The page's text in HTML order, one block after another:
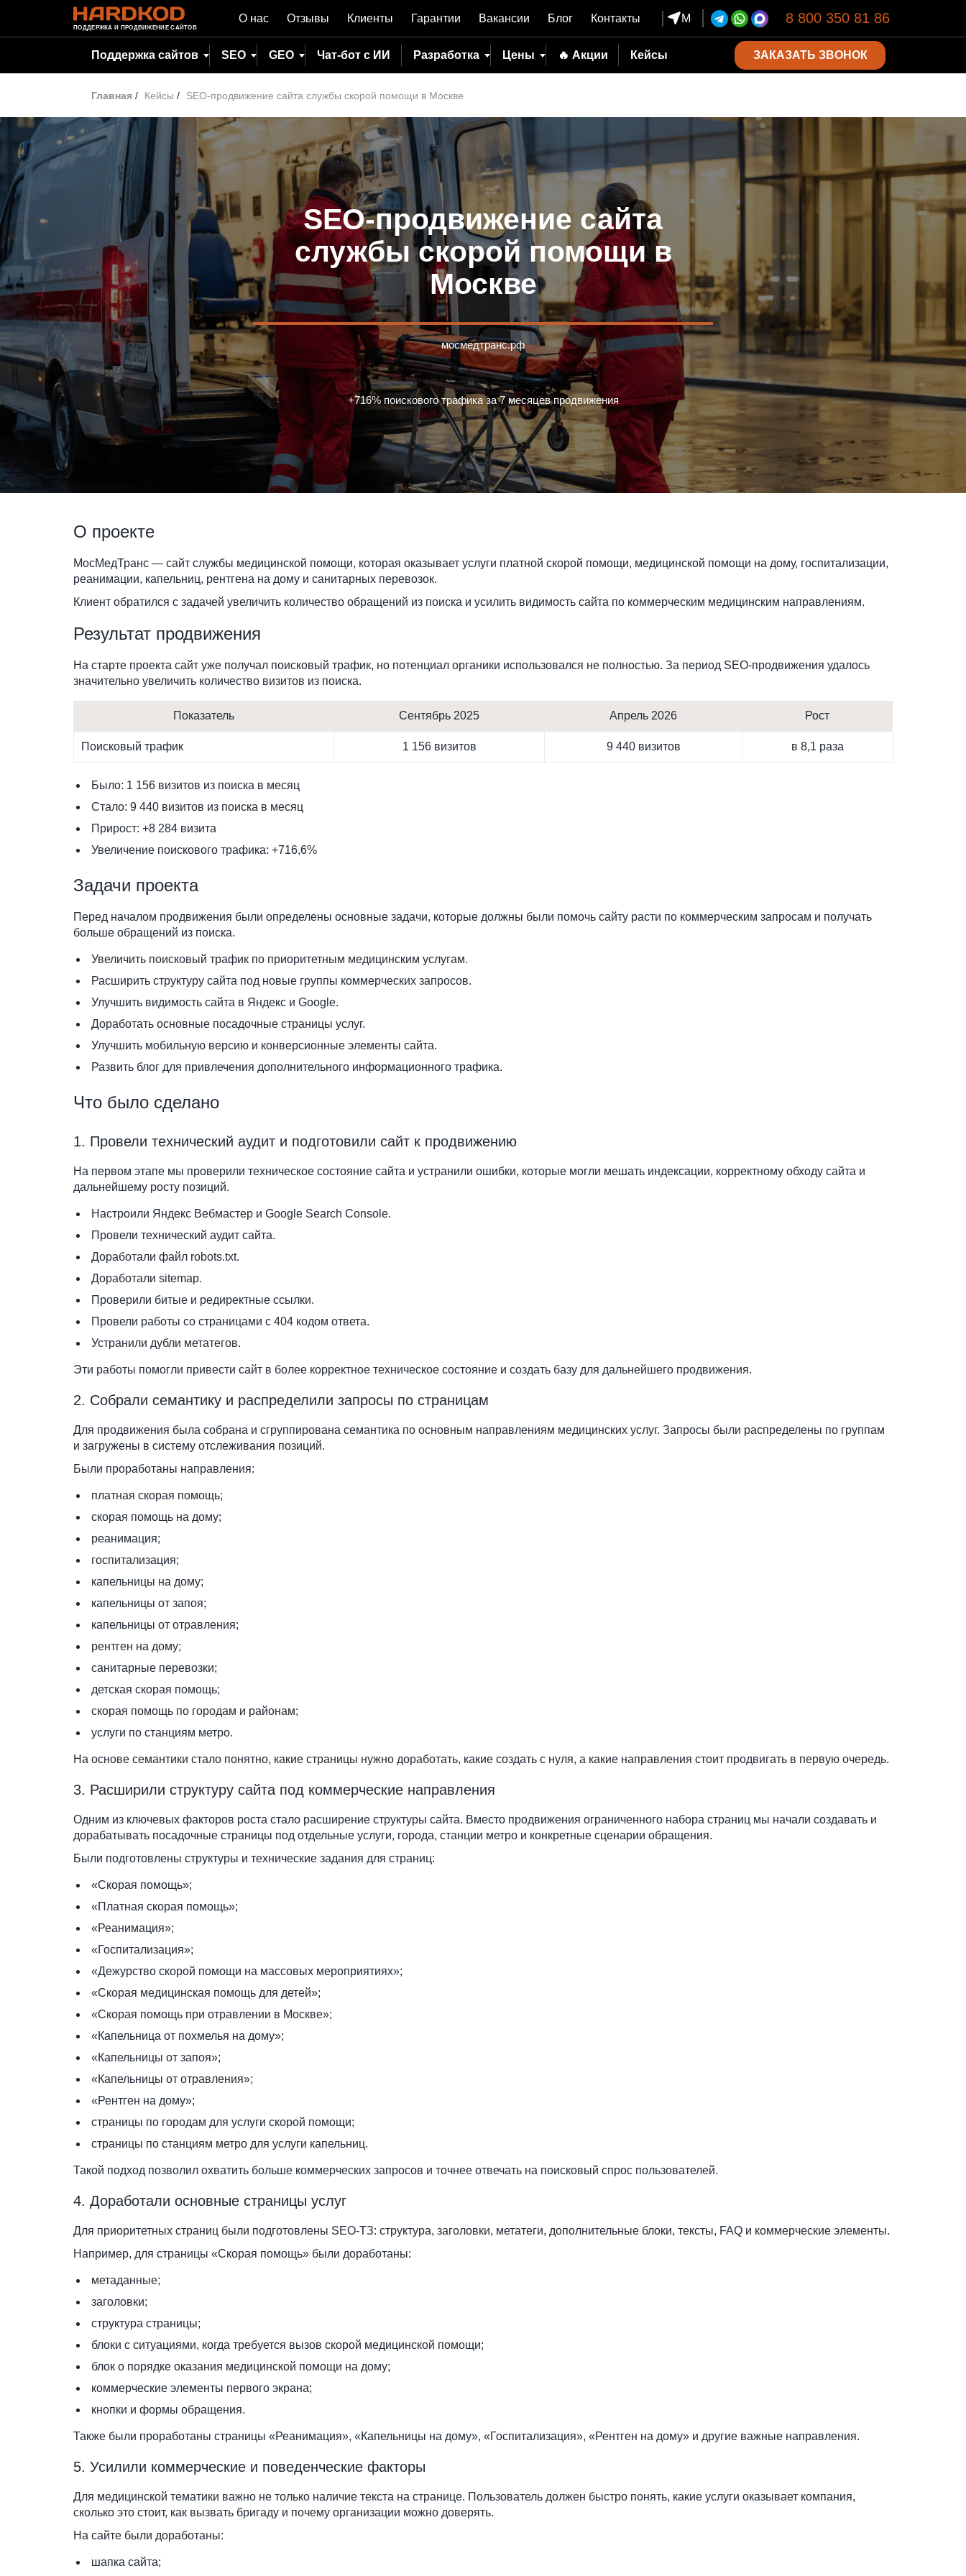
ПОДДЕРЖКА И ПРОДВИЖЕНИЕ САЙТОВ
О нас Отзывы Клиенты Гарантии Вакансии Блог Контакты Москва 8 800 350 81 86
Поддержка сайтов SEO GEO Чат-бот с ИИ Разработка Цены 🔥 Акции Кейсы ЗАКАЗАТЬ ЗВОНОК
Главная / Кейсы / SEO-продвижение сайта службы скорой помощи в Москве
SEO-продвижение сайта
службы скорой помощи в
Москве
мосмедтранс.рф
+716% поискового трафика за 7 месяцев продвижения
О проекте
МосМедТранс — сайт службы медицинской помощи, которая оказывает услуги платной скорой помощи, медицинской помощи на дому, госпитализации,
реанимации, капельниц, рентгена на дому и санитарных перевозок.
Клиент обратился с задачей увеличить количество обращений из поиска и усилить видимость сайта по коммерческим медицинским направлениям.
Результат продвижения
На старте проекта сайт уже получал поисковый трафик, но потенциал органики использовался не полностью. За период SEO-продвижения удалось
значительно увеличить количество визитов из поиска.
Показатель Сентябрь 2025 Апрель 2026 Рост
Поисковый трафик 1 156 визитов 9 440 визитов в 8,1 раза
Было: 1 156 визитов из поиска в месяц
Стало: 9 440 визитов из поиска в месяц
Прирост: +8 284 визита
Увеличение поискового трафика: +716,6%
Задачи проекта
Перед началом продвижения были определены основные задачи, которые должны были помочь сайту расти по коммерческим запросам и получать
больше обращений из поиска.
Увеличить поисковый трафик по приоритетным медицинским услугам.
Расширить структуру сайта под новые группы коммерческих запросов.
Улучшить видимость сайта в Яндекс и Google.
Доработать основные посадочные страницы услуг.
Улучшить мобильную версию и конверсионные элементы сайта.
Развить блог для привлечения дополнительного информационного трафика.
Что было сделано
1. Провели технический аудит и подготовили сайт к продвижению
На первом этапе мы проверили техническое состояние сайта и устранили ошибки, которые могли мешать индексации, корректному обходу сайта и
дальнейшему росту позиций.
Настроили Яндекс Вебмастер и Google Search Console.
Провели технический аудит сайта.
Доработали файл robots.txt.
Доработали sitemap.
Проверили битые и редиректные ссылки.
Провели работы со страницами с 404 кодом ответа.
Устранили дубли метатегов.
Эти работы помогли привести сайт в более корректное техническое состояние и создать базу для дальнейшего продвижения.
2. Собрали семантику и распределили запросы по страницам
Для продвижения была собрана и сгруппирована семантика по основным направлениям медицинских услуг. Запросы были распределены по группам
и загружены в систему отслеживания позиций.
Были проработаны направления:
платная скорая помощь;
скорая помощь на дому;
реанимация;
госпитализация;
капельницы на дому;
капельницы от запоя;
капельницы от отравления;
рентген на дому;
санитарные перевозки;
детская скорая помощь;
скорая помощь по городам и районам;
услуги по станциям метро.
На основе семантики стало понятно, какие страницы нужно доработать, какие создать с нуля, а какие направления стоит продвигать в первую очередь.
3. Расширили структуру сайта под коммерческие направления
Одним из ключевых факторов роста стало расширение структуры сайта. Вместо продвижения ограниченного набора страниц мы начали создавать и
дорабатывать посадочные страницы под отдельные услуги, города, станции метро и конкретные сценарии обращения.
Были подготовлены структуры и технические задания для страниц:
«Скорая помощь»;
«Платная скорая помощь»;
«Реанимация»;
«Госпитализация»;
«Дежурство скорой помощи на массовых мероприятиях»;
«Скорая медицинская помощь для детей»;
«Скорая помощь при отравлении в Москве»;
«Капельница от похмелья на дому»;
«Капельницы от запоя»;
«Капельницы от отравления»;
«Рентген на дому»;
страницы по городам для услуги скорой помощи;
страницы по станциям метро для услуги капельниц.
Такой подход позволил охватить больше коммерческих запросов и точнее отвечать на поисковый спрос пользователей.
4. Доработали основные страницы услуг
Для приоритетных страниц были подготовлены SEO-ТЗ: структура, заголовки, метатеги, дополнительные блоки, тексты, FAQ и коммерческие элементы.
Например, для страницы «Скорая помощь» были доработаны:
метаданные;
заголовки;
структура страницы;
блоки с ситуациями, когда требуется вызов скорой медицинской помощи;
блок о порядке оказания медицинской помощи на дому;
коммерческие элементы первого экрана;
кнопки и формы обращения.
Также были проработаны страницы «Реанимация», «Капельницы на дому», «Госпитализация», «Рентген на дому» и другие важные направления.
5. Усилили коммерческие и поведенческие факторы
Для медицинской тематики важно не только наличие текста на странице. Пользователь должен быстро понять, какие услуги оказывает компания,
сколько это стоит, как вызвать бригаду и почему организации можно доверять.
На сайте были доработаны:
шапка сайта;